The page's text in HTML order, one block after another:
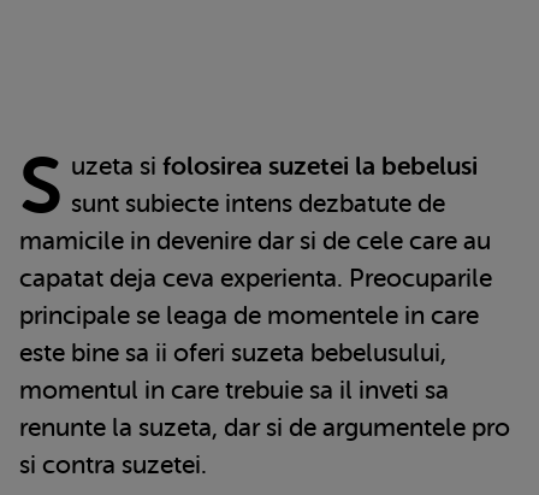
S uzeta si folosirea suzetei la bebelusi
sunt subiecte intens dezbatute de
mamicile in devenire dar si de cele care au
capatat deja ceva experienta. Preocuparile
principale se leaga de momentele in care
este bine sa ii oferi suzeta bebelusului,
momentul in care trebuie sa il inveti sa
renunte la suzeta, dar si de argumentele pro
si contra suzetei.